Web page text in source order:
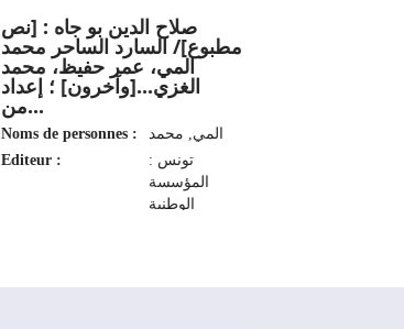
صلاح الدين بو جاه : [نص
مطبوع]/ السارد الساحر محمد
المي، عمر حفيظ، محمد
الغزي...[وآخرون] ؛ إعداد
من...
Noms de personnes :
المي‏, ‏محمد‏
Editeur :
تونس :
المؤسسة
الوطنية
الثقافية